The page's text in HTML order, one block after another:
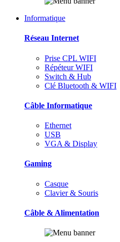
Informatique
Réseau Internet
Prise CPL WIFI
Répéteur WIFI
Switch & Hub
Clé Bluetooth & WIFI
Câble Informatique
Ethernet
USB
VGA & Display
Gaming
Casque
Clavier & Souris
Câble & Alimentation